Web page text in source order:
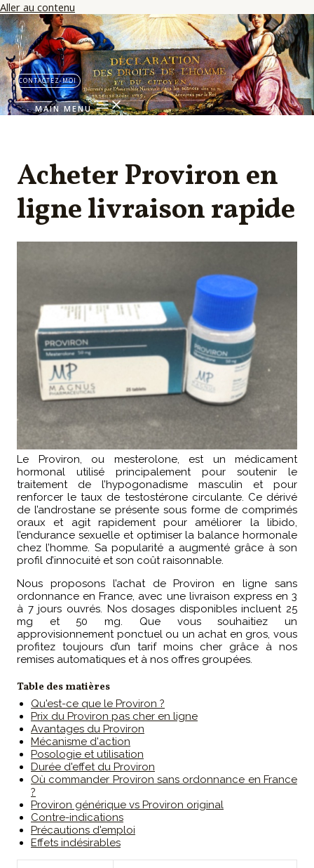
Aller au contenu
CONTACTEZ-MOI
MAIN MENU
Acheter Proviron en
ligne livraison rapide
Le Proviron, ou mesterolone, est un médicament
hormonal utilisé principalement pour soutenir le
traitement de l’hypogonadisme masculin et pour
renforcer le taux de testostérone circulante. Ce dérivé
de l’androstane se présente sous forme de comprimés
oraux et agit rapidement pour améliorer la libido,
l’endurance sexuelle et optimiser la balance hormonale
chez l’homme. Sa popularité a augmenté grâce à son
profil d’innocuité et son coût raisonnable.
Nous proposons l’achat de Proviron en ligne sans
ordonnance en France, avec une livraison express en 3
à 7 jours ouvrés. Nos dosages disponibles incluent 25
mg et 50 mg. Que vous souhaitiez un
approvisionnement ponctuel ou un achat en gros, vous
profitez toujours d’un tarif moins cher grâce à nos
remises automatiques et à nos offres groupées.
Table des matières
Qu'est-ce que le Proviron ?
Prix du Proviron pas cher en ligne
Avantages du Proviron
Mécanisme d'action
Posologie et utilisation
Durée d'effet du Proviron
Où commander Proviron sans ordonnance en France
?
Proviron générique vs Proviron original
Contre-indications
Précautions d'emploi
Effets indésirables